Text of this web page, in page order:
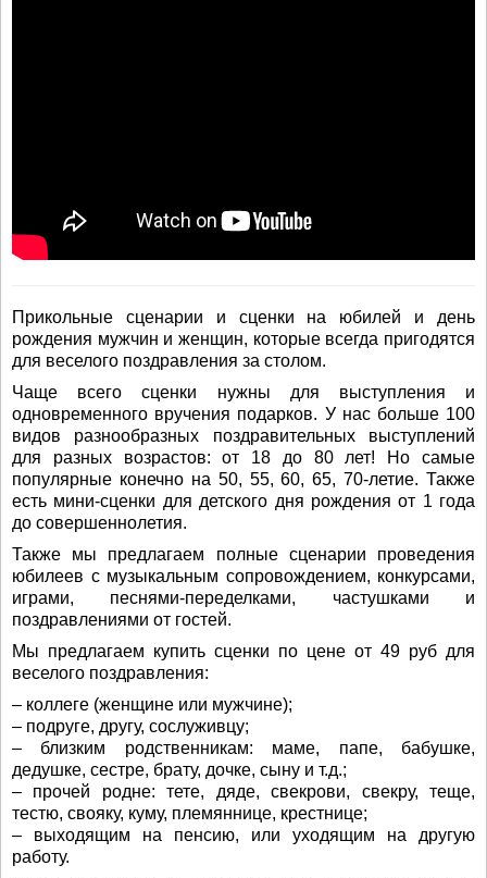
Прикольные сценарии и сценки на юбилей и день
рождения мужчин и женщин, которые всегда пригодятся
для веселого поздравления за столом.
Чаще всего сценки нужны для выступления и
одновременного вручения подарков. У нас больше 100
видов разнообразных поздравительных выступлений
для разных возрастов: от 18 до 80 лет! Но самые
популярные конечно на 50, 55, 60, 65, 70-летие. Также
есть мини-сценки для детского дня рождения от 1 года
до совершеннолетия.
Также мы предлагаем полные сценарии проведения
юбилеев с музыкальным сопровождением, конкурсами,
играми, песнями-переделками, частушками и
поздравлениями от гостей.
Мы предлагаем купить сценки по цене от 49 руб для
веселого поздравления:
– коллеге (женщине или мужчине);
– подруге, другу, сослуживцу;
– близким родственникам: маме, папе, бабушке,
дедушке, сестре, брату, дочке, сыну и т.д.;
– прочей родне: тете, дяде, свекрови, свекру, теще,
тестю, свояку, куму, племяннице, крестнице;
– выходящим на пенсию, или уходящим на другую
работу.